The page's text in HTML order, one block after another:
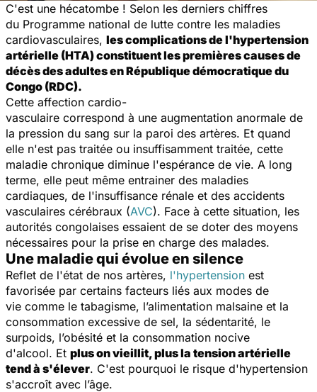
C'est une hécatombe ! Selon les derniers chiffres
du Programme national de lutte contre les maladies
cardiovasculaires, les complications de l'hypertension
artérielle (HTA) constituent les premières causes de
décès des adultes en République démocratique du
Congo (RDC).
Cette affection cardio-
vasculaire correspond à une augmentation anormale de
la pression du sang sur la paroi des artères. Et quand
elle n'est pas traitée ou insuffisamment traitée, cette
maladie chronique diminue l'espérance de vie. A long
terme, elle peut même entrainer des maladies
cardiaques, de l'insuffisance rénale et des accidents
vasculaires cérébraux (AVC). Face à cette situation, les
autorités congolaises essaient de se doter des moyens
nécessaires pour la prise en charge des malades.
Une maladie qui évolue en silence
Reflet de l'état de nos artères, l'hypertension est
favorisée par certains facteurs liés aux modes de
vie comme le tabagisme, l’alimentation malsaine et la
consommation excessive de sel, la sédentarité, le
surpoids, l’obésité et la consommation nocive
d'alcool. Et plus on vieillit, plus la tension artérielle
tend à s'élever. C'est pourquoi le risque d'hypertension
s'accroît avec l’âge.